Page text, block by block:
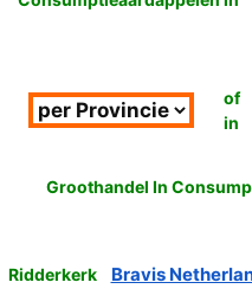
of
in
Groothandel In
Ridderkerk Bravis